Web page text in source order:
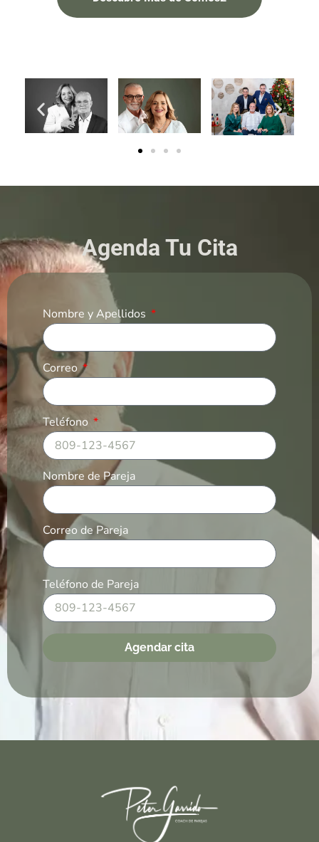
Agenda Tu Cita
Nombre y Apellidos
Correo
Teléfono
Nombre de Pareja
Correo de Pareja
Teléfono de Pareja
Agendar cita